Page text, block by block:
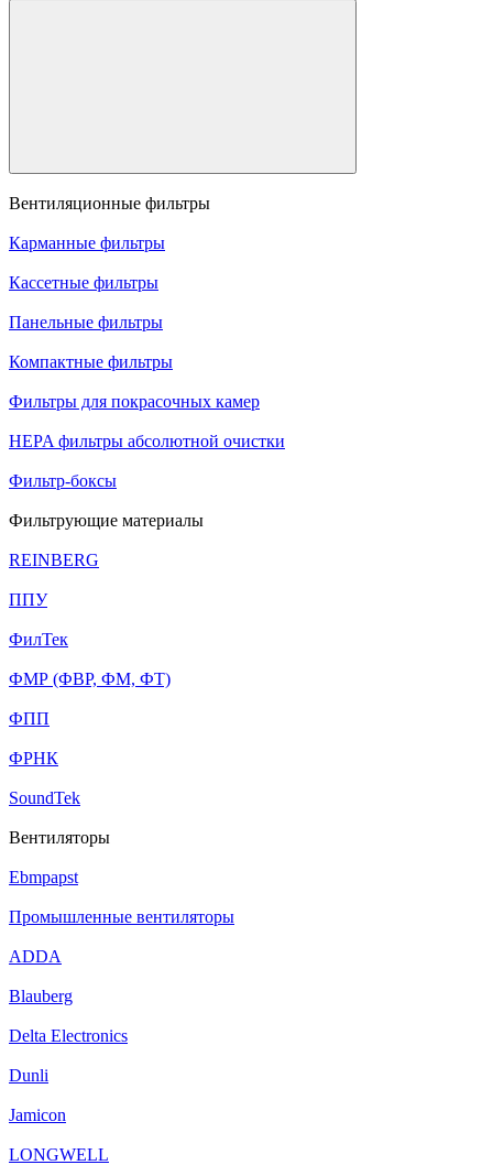
Вентиляционные фильтры
Карманные фильтры
Кассетные фильтры
Панельные фильтры
Компактные фильтры
Фильтры для покрасочных камер
HEPA фильтры абсолютной очистки
Фильтр-боксы
Фильтрующие материалы
REINBERG
ППУ
ФилТек
ФМР (ФВР, ФМ, ФТ)
ФПП
ФРНК
SoundTek
Вентиляторы
Ebmpapst
Промышленные вентиляторы
ADDA
Blauberg
Delta Electronics
Dunli
Jamicon
LONGWELL